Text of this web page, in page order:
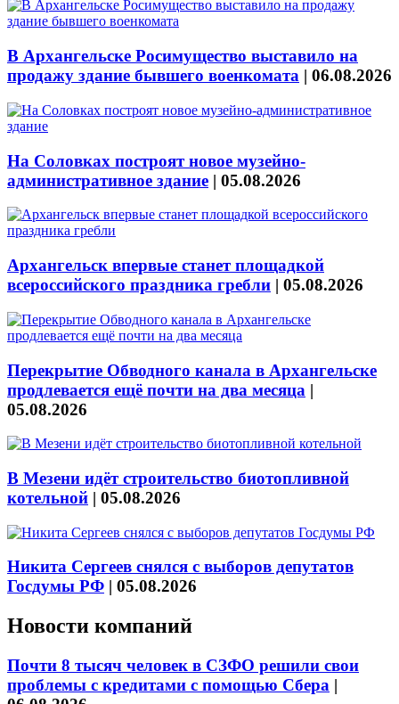
В Архангельске Росимущество выставило на
продажу здание бывшего военкомата | 06.08.2026
На Соловках построят новое музейно-
административное здание | 05.08.2026
Архангельск впервые станет площадкой
всероссийского праздника гребли | 05.08.2026
Перекрытие Обводного канала в Архангельске
продлевается ещё почти на два месяца |
05.08.2026
В Мезени идёт строительство биотопливной
котельной | 05.08.2026
Никита Сергеев снялся с выборов депутатов
Госдумы РФ | 05.08.2026
Новости компаний
Почти 8 тысяч человек в СЗФО решили свои
проблемы с кредитами с помощью Сбера |